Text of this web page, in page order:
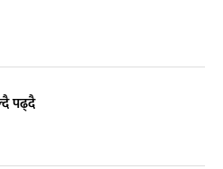
पढ्दै